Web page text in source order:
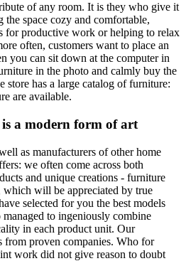
of any room. It is they who give it
the space cozy and comfortable,
for productive work or helping to relax
often, customers want to place an
you can sit down at the computer in
in the photo and calmly buy the
has a large catalog of furniture:
are available.
a modern form of art
as manufacturers of other home
we often come across both
and unique creations - furniture
which will be appreciated by true
selected for you the best models
to ingeniously combine
in each product unit. Our
from proven companies. Who for
work did not give reason to doubt